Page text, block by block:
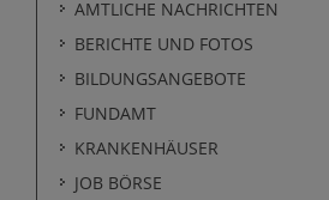
AMTLICHE NACHRICHTEN
BERICHTE UND FOTOS
BILDUNGSANGEBOTE
FUNDAMT
KRANKENHÄUSER
JOB BÖRSE